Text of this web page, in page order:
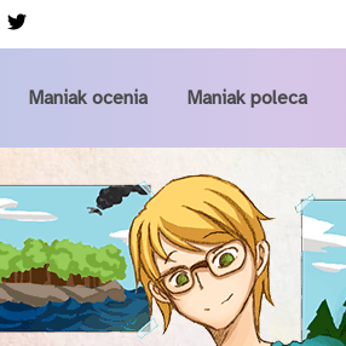
Maniak ocenia Maniak poleca